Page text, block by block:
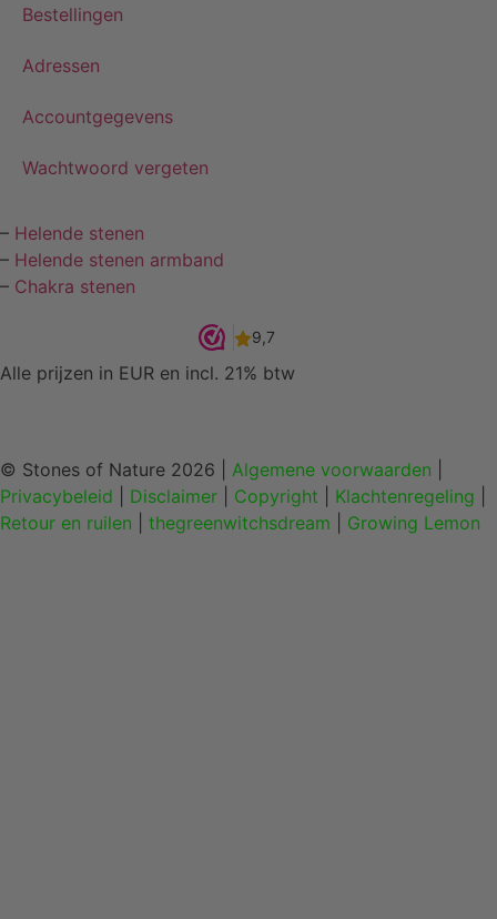
Bestellingen
Adressen
Accountgegevens
Wachtwoord vergeten
– Helende stenen
– Helende stenen armband
– Chakra stenen
Alle prijzen in EUR en incl. 21% btw
© Stones of Nature 2026 | Algemene voorwaarden
Privacybeleid
Disclaimer Copyright Klachtenregeling
Retour en ruilen
thegreenwitchsdream Growing Lemon